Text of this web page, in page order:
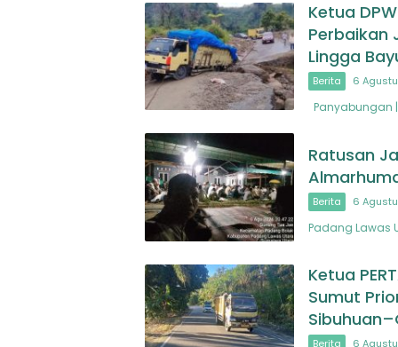
Ketua
Perbaikan
Lingga
Berita 6
Panyabungan
Ratusan
Berita 6
Padang Lawas
Ketua
Sumut
Berita 6